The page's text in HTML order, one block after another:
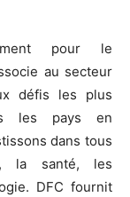
pour le
au secteur
défis les plus
les pays en
dans tous
la santé, les
DFC fournit